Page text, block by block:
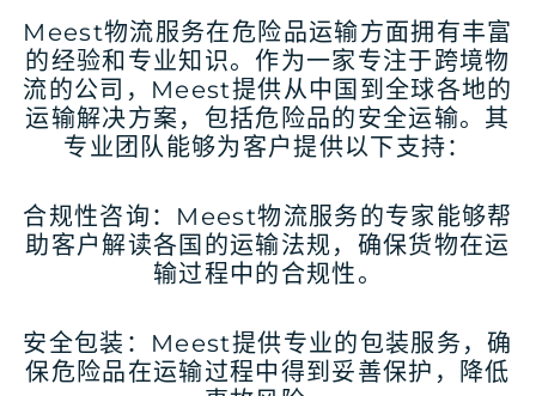
Meest物流服务在危险品运输方面拥有丰富
的经验和专业知识。作为一家专注于跨境物
流的公司，Meest提供从中国到全球各地的
运输解决方案，包括危险品的安全运输。其
专业团队能够为客户提供以下支持：
合规性咨询：Meest物流服务的专家能够帮
助客户解读各国的运输法规，确保货物在运
输过程中的合规性。
安全包装：Meest提供专业的包装服务，确
保危险品在运输过程中得到妥善保护，降低